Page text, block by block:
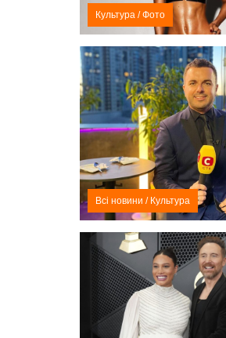
Культура /Фото
Всі новини / Культура